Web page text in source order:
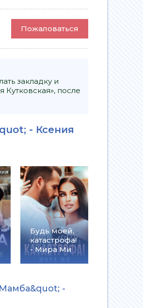
Пожаловаться
закладку и
после
- Ксения
Будь моей,
катастрофа!
- Мира Ми
-